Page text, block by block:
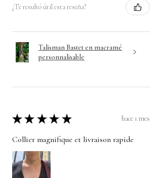
¿Te resultó útil esta reseña?
Talisman Bastet en macramé
personnalisable
★ ★ ★ ★ ★ hace 1 mes
Collier magnifique et livraison rapide